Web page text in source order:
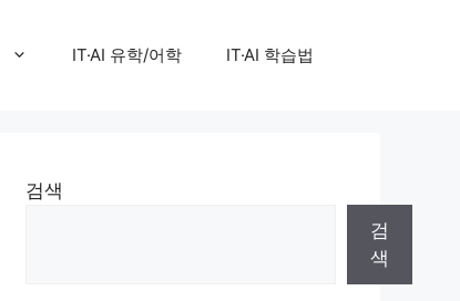
IT·AI 유학/어학 IT·AI 학습법
검색
검
색